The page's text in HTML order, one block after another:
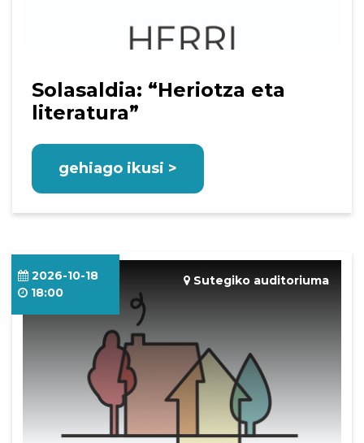
Solasaldia: “Heriotza eta
literatura”
gehiago ikusi >
Sutegiko auditoriuma
2026-10-18
18:00